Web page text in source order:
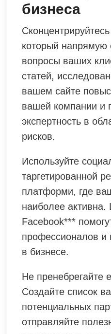
бизнеса
который напрямую
вопросы ваших
статей,
вашем сайте
вашей компании и
экспертность в
рисков.
Используйте
таргетированной
платформи, где
наиболее активна.
Facebook***
профессионалов и
в бизнесе.
Не пренебрегайте
Создайте список
потенциальных
отправляйте